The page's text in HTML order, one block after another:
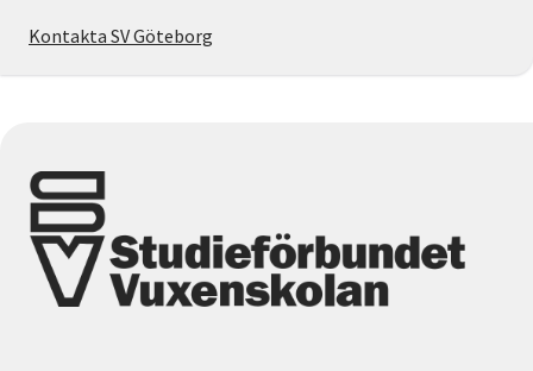
Kontakta SV Göteborg